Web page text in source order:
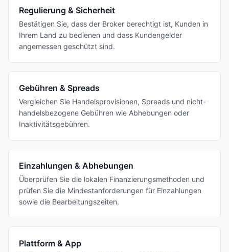
Regulierung & Sicherheit
Bestätigen Sie, dass der Broker berechtigt ist, Kunden in
Ihrem Land zu bedienen und dass Kundengelder
angemessen geschützt sind.
Gebühren & Spreads
Vergleichen Sie Handelsprovisionen, Spreads und nicht-
handelsbezogene Gebühren wie Abhebungen oder
Inaktivitätsgebühren.
Einzahlungen & Abhebungen
Überprüfen Sie die lokalen Finanzierungsmethoden und
prüfen Sie die Mindestanforderungen für Einzahlungen
sowie die Bearbeitungszeiten.
Plattform & App